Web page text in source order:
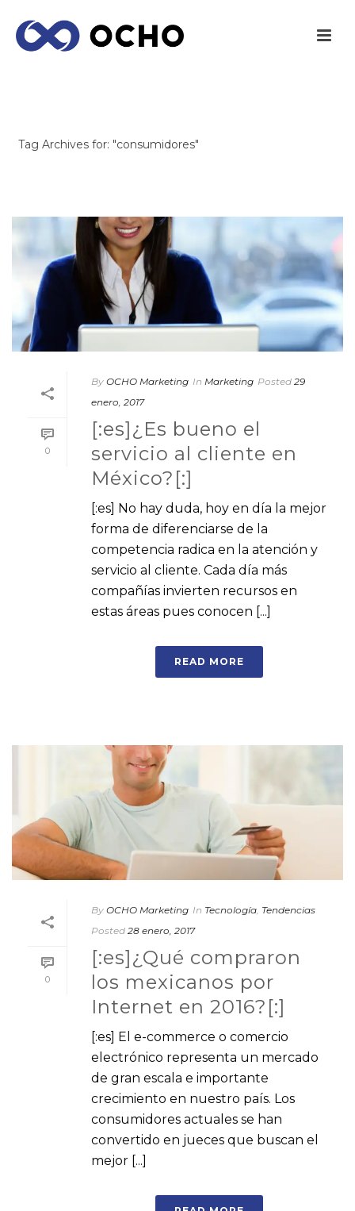
Tag Archives for: "consumidores"
0
By OCHO Marketing In Marketing Posted 29
enero, 2017
[:es]¿Es bueno el
servicio al cliente en
México?[:]
[:es] No hay duda, hoy en día la mejor
forma de diferenciarse de la
competencia radica en la atención y
servicio al cliente. Cada día más
compañías invierten recursos en
estas áreas pues conocen [...]
READ MORE
0
By OCHO Marketing In Tecnología Tendencias
Posted 28 enero, 2017
[:es]¿Qué compraron
los mexicanos por
Internet en 2016?[:]
[:es] El e-commerce o comercio
electrónico representa un mercado
de gran escala e importante
crecimiento en nuestro país. Los
consumidores actuales se han
convertido en jueces que buscan el
mejor [...]